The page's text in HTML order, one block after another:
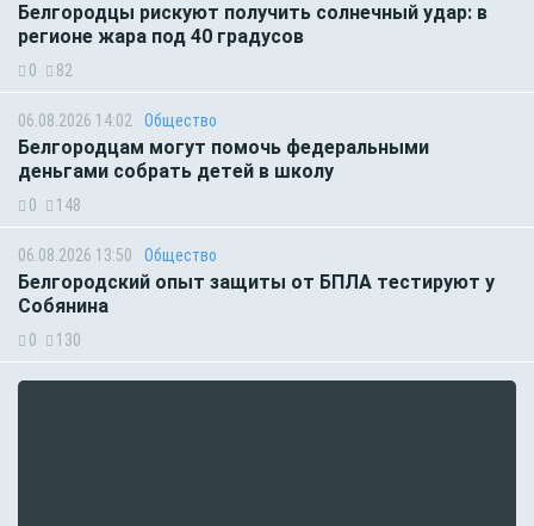
Белгородцы рискуют получить солнечный удар: в
регионе жара под 40 градусов
0 82
06.08.2026 14:02 Общество
Белгородцам могут помочь федеральными
деньгами собрать детей в школу
0 148
06.08.2026 13:50 Общество
Белгородский опыт защиты от БПЛА тестируют у
Собянина
0 130